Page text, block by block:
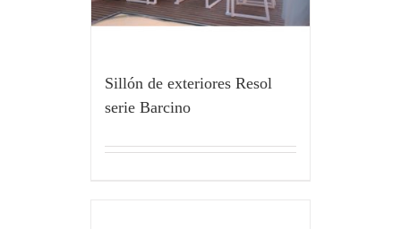
Sillón de exteriores Resol
serie Barcino